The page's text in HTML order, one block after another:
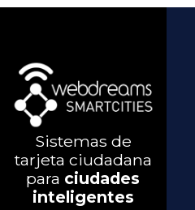
Sistemas de
tarjeta ciudadana
para ciudades
inteligentes